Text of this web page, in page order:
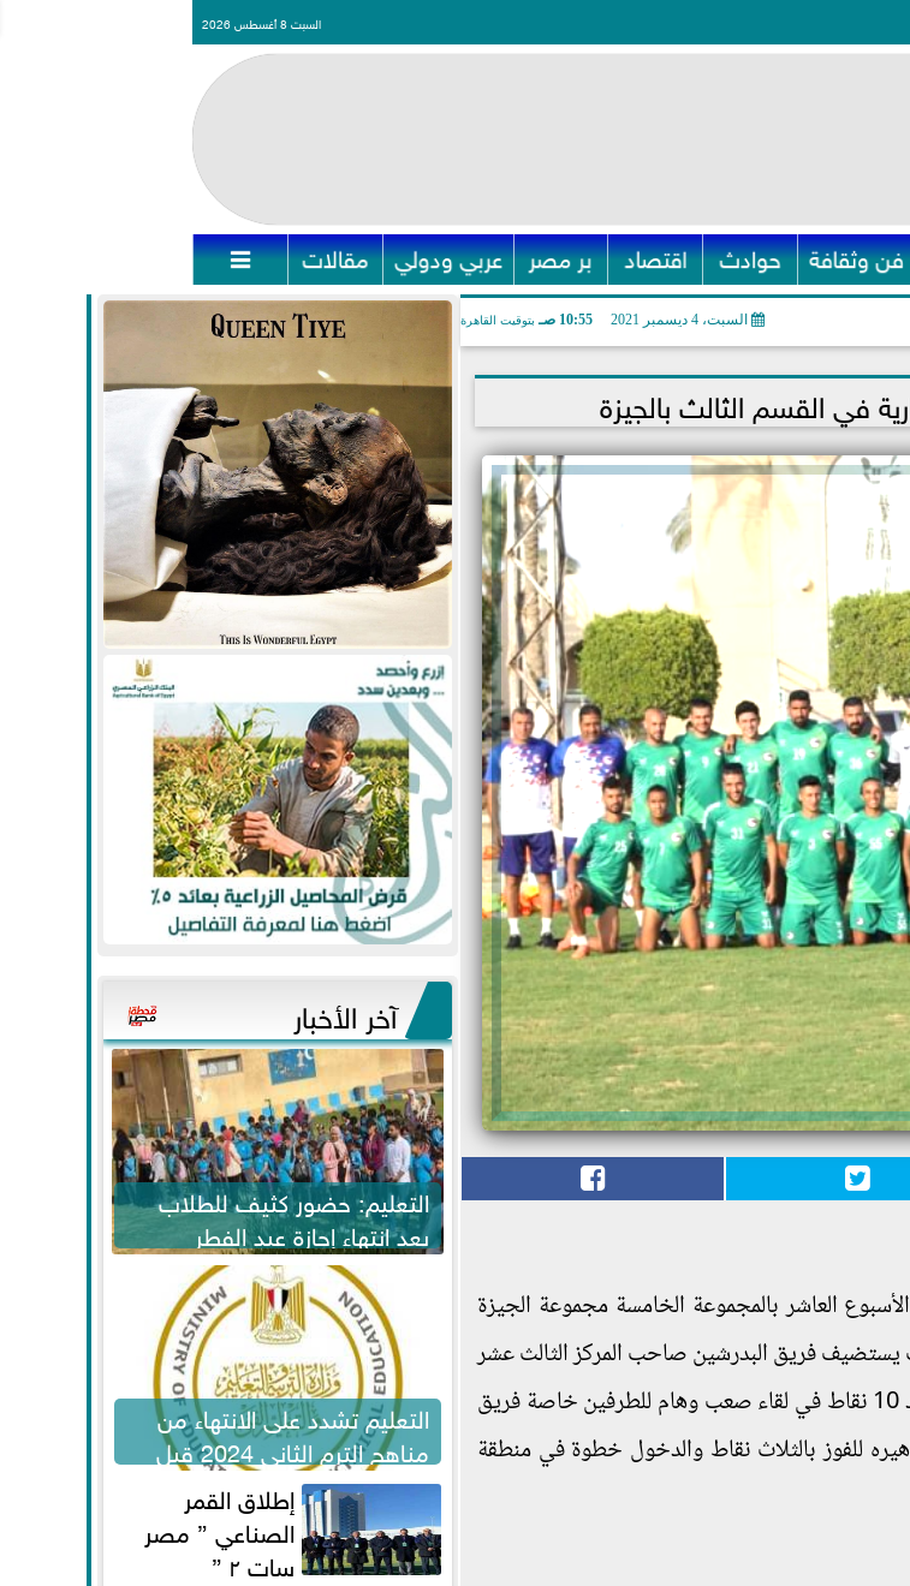
السبت 8 أغسطس 2026
فن وثقافة حوادث اقتصاد بر مصر عربي ودولي مقالات 
السبت، 4 ديسمبر 2021 10:55 صـ بتوقيت القاهرة
العاشر بالمجموعة الخامسة مجموعة الجيزة
حيث يستضيف فريق البدرشين صاحب المركز الثالث عشر
برصيد 5 نقاط نظيره فريق حلوان العام الذي يحتل المركز التاسع برصيد 10 نقاط في لقاء صعب وهام للطرفين خاصة فريق
للفوز بالثلاث نقاط والدخول خطوة في منطقة
آخر الأخبار
التعليم: حضور كثيف للطلاب
بعد انتهاء إجازة عيد الفطر
لاستكمال المناهج
التعليم تشدد على الانتهاء من
مناهج الترم الثاني 2024 قبل
الامتحانات
إطلاق القمر
الصناعي ” مصر
سات ٢ ”